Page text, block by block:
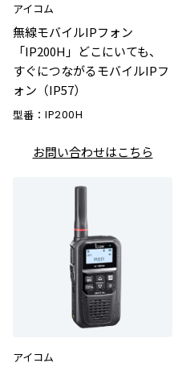
アイコム
無線モバイルIPフォン
「IP200H」どこにいても、
すぐにつながるモバイルIPフ
ォン（IP57）
型番： IP200H
お問い合わせはこちら
アイコム